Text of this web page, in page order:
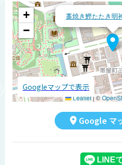
藁焼き鰹たたき明
+
−
Leaflet | ©
Googleマップで表示
Google マ